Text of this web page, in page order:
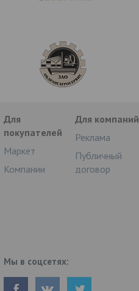
Для
покупателей
Маркет
Компании
Для компаний
Реклама
Публичный
договор
Мы в соцсетях: